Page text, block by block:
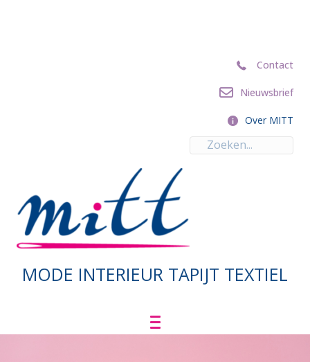
ContactContact
Nieuwsbrief
Nieuwsbrief
Over MITT
Over MITT
MODE INTERIEUR TAPIJT TEXTIEL